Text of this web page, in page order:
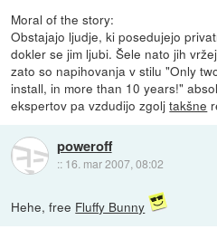
Moral of the story:
Obstajajo ljudje, ki posedujejo
dokler se jim ljubi. Šele nato jih
zato so napihovanja v stilu "Only
install, in more than 10 years!"
ekspertov pa vzdudijo zgoljtakšne
poweroff
:: 16. mar 2007, 08:02
Hehe, free Fluffy Bunny